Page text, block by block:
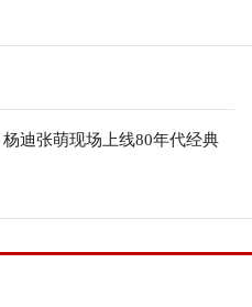
杨迪张萌现场上线80年代经典